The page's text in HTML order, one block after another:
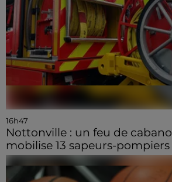
16h47
Nottonville : un feu de
mobilise 13 sapeurs-pompiers